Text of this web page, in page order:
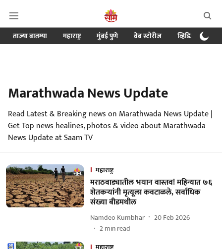
ताज्या बातम्या महाराष्ट्र मुंबई पुणे वेब स्टोरीज व्हिडिओ
Marathwada News Update
Read Latest & Breaking news on Marathwada News Update |
Get Top news healines, photos & video about Marathwada
News Update at Saam TV
महाराष्ट्र
मराठवाड्यातील भयान वास्तव! महिन्यात ७६
शेतकर्‍यांनी मृत्यूला कवटाळले, सर्वाधिक
संख्या बीडमधील
Namdeo Kumbhar
20 Feb 2026
2min read